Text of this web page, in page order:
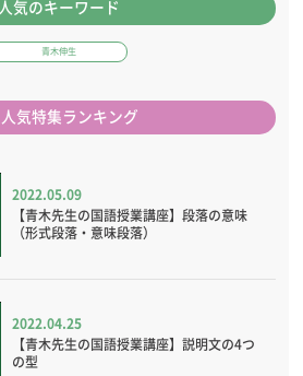
人気のキーワード
青木伸生
人気特集ランキング
2022.05.09
【青木先生の国語授業講座】段落の意味
（形式段落・意味段落）
2022.04.25
【青木先生の国語授業講座】説明文の4つ
の型